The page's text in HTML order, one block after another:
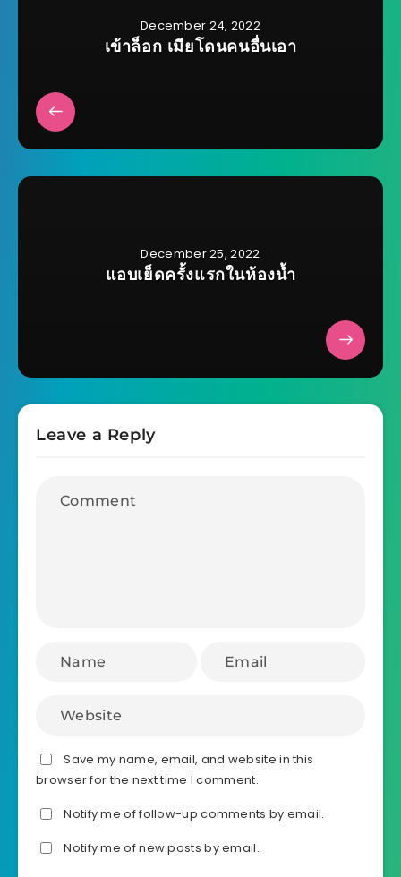
December 24, 2022
เข้าล็อก เมียโดนคนอื่นเอา
December 25, 2022
แอบเย็ดครั้งแรกในห้องน้ำ
Leave a Reply
Save my name, email, and website in this
browser for the next time I comment.
Notify me of follow-up comments by email.
Notify me of new posts by email.